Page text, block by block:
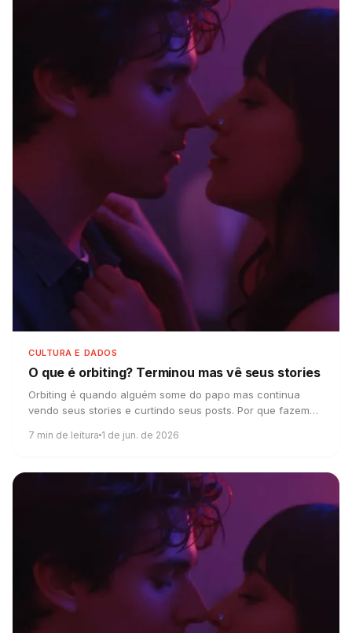
CULTURA E DADOS
O que é orbiting? Terminou mas vê seus stories
Orbiting é quando alguém some do papo mas continua
vendo seus stories e curtindo seus posts. Por que fazem
7 min de leitura 1 de jun. de 2026